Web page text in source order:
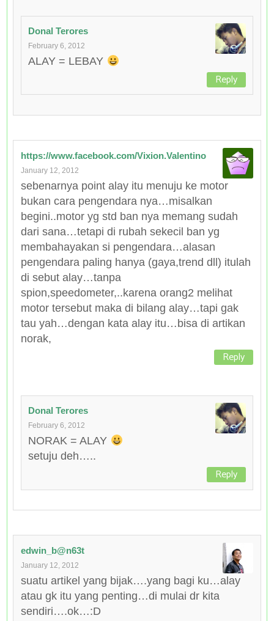
Donal Terores
February 6, 2012
ALAY = LEBAY
Reply
https://www.facebook.com/Vixion.Valentino
January 12, 2012
sebenarnya point alay itu menuju ke motor
bukan cara pengendara nya…misalkan
begini..motor yg std ban nya memang sudah
dari sana…tetapi di rubah sekecil ban yg
membahayakan si pengendara…alasan
pengendara paling hanya (gaya,trend dll) itulah
di sebut alay…tanpa
spion,speedometer,..karena orang2 melihat
motor tersebut maka di bilang alay…tapi gak
tau yah…dengan kata alay itu…bisa di artikan
norak,
Reply
Donal Terores
February 6, 2012
NORAK = ALAY
setuju deh…..
Reply
edwin_b@n63t
January 12, 2012
suatu artikel yang bijak….yang bagi ku…alay
atau gk itu yang penting…di mulai dr kita
sendiri….ok…:D